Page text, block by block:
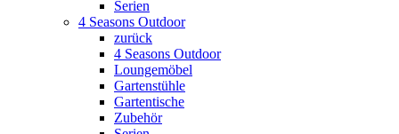
Serien
4 Seasons Outdoor
zurück
4 Seasons Outdoor
Loungemöbel
Gartenstühle
Gartentische
Zubehör